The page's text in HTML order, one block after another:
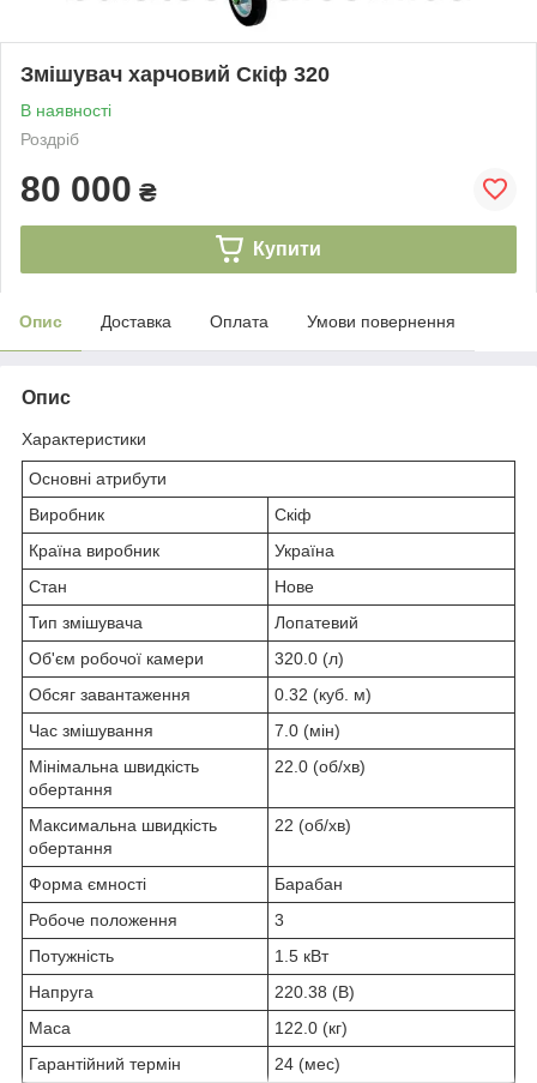
Змішувач харчовий Скіф 320
В наявності
Роздріб
80 000 ₴
Купити
Опис Доставка Оплата Умови повернення
Опис
Характеристики
Основні атрибути
Виробник
Скіф
Країна виробник
Україна
Стан
Нове
Тип змішувача
Лопатевий
Об'єм робочої камери
320.0 (л)
Обсяг завантаження
0.32 (куб. м)
Час змішування
7.0 (мін)
Мінімальна швидкість
обертання
22.0 (об/хв)
Максимальна швидкість
обертання
22 (об/хв)
Форма ємності
Барабан
Робоче положення
3
Потужність
1.5 кВт
Напруга
220.38 (В)
Маса
122.0 (кг)
Гарантійний термін
24 (мес)